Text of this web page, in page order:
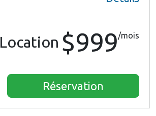
Location $999/mois
Réservation